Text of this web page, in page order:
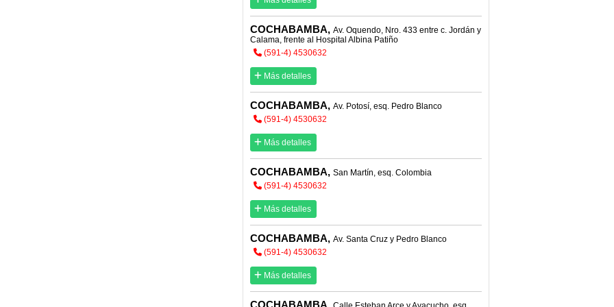
COCHABAMBA, Av. Oquendo, Nro. 433 entre c. Jordán y
Calama, frente al Hospital Albina Patiño
(591-4) 4530632
Más detalles
COCHABAMBA, Av. Potosí, esq. Pedro Blanco
(591-4) 4530632
Más detalles
COCHABAMBA, San Martín, esq. Colombia
(591-4) 4530632
Más detalles
COCHABAMBA, Av. Santa Cruz y Pedro Blanco
(591-4) 4530632
Más detalles